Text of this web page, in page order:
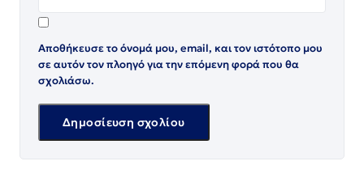
Αποθήκευσε το όνομά μου, email, και τον ιστότοπο μου
σε αυτόν τον πλοηγό για την επόμενη φορά που θα
σχολιάσω.